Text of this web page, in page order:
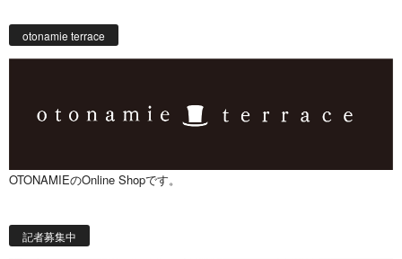
otonamie terrace
OTONAMIEのOnline Shopです。
記者募集中